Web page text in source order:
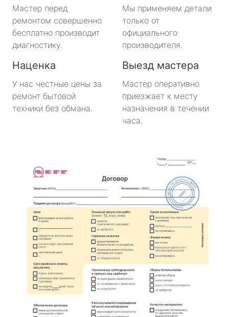
Мастер перед
ремонтом совершенно
бесплатно производит
диагностику.
Мы применяем детали
только от
официального
производителя.
Наценка
У нас честные цены за
ремонт бытовой
техники без обмана.
Выезд мастера
Мастер оперативно
приезжает к месту
назначения в течении
часа.